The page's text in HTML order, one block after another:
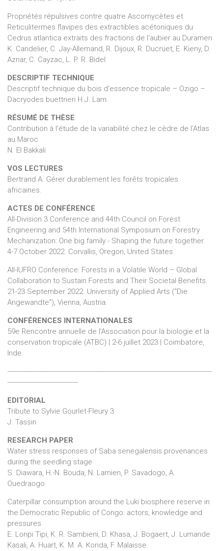
Propriétés répulsives contre quatre Ascomycètes et
Reticulitermes flavipes des extractibles acétoniques du
Cedrus atlantica extraits des fractions de l'aubier au Duramen
K. Candelier, C. Jay-Allemand, R. Dijoux, R. Ducruet, E. Kieny, D.
Aznar, C. Cayzac, L. P. R. Bidel
DESCRIPTIF TECHNIQUE
Descriptif technique du bois d'essence tropicale – Ozigo –
Dacryodes buettneri H.J. Lam.
RÉSUMÉ DE THÈSE
Contribution à l’étude de la variabilité chez le cèdre de l’Atlas
au Maroc
N. El Bakkali
VOS LECTURES
Bertrand A. Gérer durablement les forêts tropicales
africaines.
ACTES DE CONFÉRENCE
All-Division 3 Conference and 44th Council on Forest
Engineering and 54th International Symposium on Forestry
Mechanization: One big family - Shaping the future together.
4-7 October 2022. Corvallis, Oregon, United States.
All-IUFRO Conference: Forests in a Volatile World – Global
Collaboration to Sustain Forests and Their Societal Benefits.
21-23 September 2022. University of Applied Arts ("Die
Angewandte"), Vienna, Austria.
CONFÉRENCES INTERNATIONALES
59e Rencontre annuelle de l’Association pour la biologie et la
conservation tropicale (ATBC) | 2-6 juillet 2023 | Coimbatore,
Inde.
--------------------------------------------------------------------------------------------------------
------------------------------------
EDITORIAL
Tribute to Sylvie Gourlet-Fleury 3
J. Tassin
RESEARCH PAPER
Water stress responses of Saba senegalensis provenances
during the seedling stage
S. Diawara, H.-N. Bouda, N. Lamien, P. Savadogo, A.
Ouedraogo
Caterpillar consumption around the Luki biosphere reserve in
the Democratic Republic of Congo: actors, knowledge and
pressures
E. Lonpi Tipi, K. R. Sambieni, D. Khasa, J. Bogaert, J. Lumande
Kasali, A. Huart, K. M. A. Konda, F. Malaisse